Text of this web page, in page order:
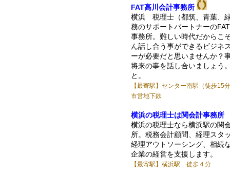
FAT高川会計事務所
横浜 税理士（都筑、青葉、
務のサポートパートナーの
事務所。難しい時代だからこ
ん話し合う事ができるビジネ
ーが必要だと思いませんか？
将来の事を話し合いましょう
と。
【最寄駅】センター南駅（徒歩15
市営地下鉄
横浜の税理士は関会計事務
横浜の税理士なら横浜駅の関
所。税務会計顧問、経理スタ
経理アウトソーシング、相続
企業の経営を支援します。
【最寄駅】横浜駅 徒歩４分